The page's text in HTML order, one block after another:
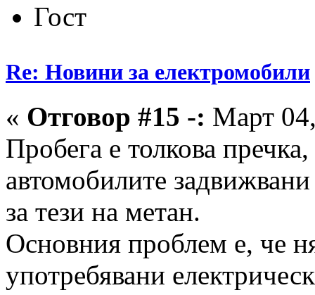
Гост
Re: Новини за електромобили
« Отговор #15 -: Март
Пробега е толкова
автомобилите
за тези на метан.
Основния проблем е, че
употребявани